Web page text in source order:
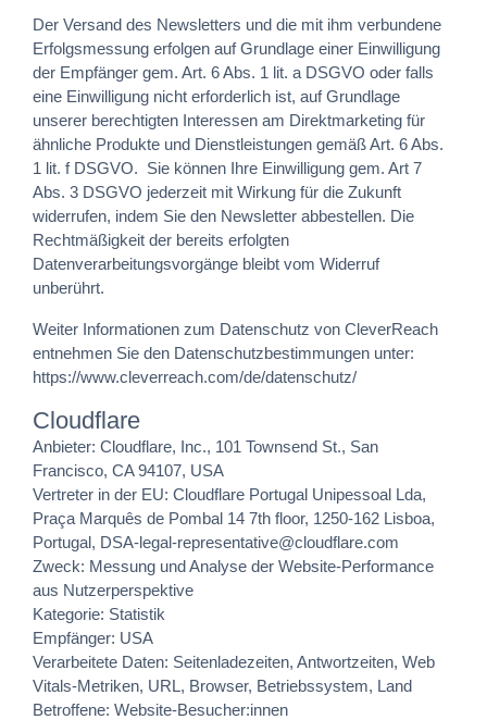
Der Versand des Newsletters und die mit ihm verbundene
Erfolgsmessung erfolgen auf Grundlage einer Einwilligung
der Empfänger gem. Art. 6 Abs. 1 lit. a DSGVO oder falls
eine Einwilligung nicht erforderlich ist, auf Grundlage
unserer berechtigten Interessen am Direktmarketing für
ähnliche Produkte und Dienstleistungen gemäß Art. 6 Abs.
1 lit. f DSGVO. Sie können Ihre Einwilligung gem. Art 7
Abs. 3 DSGVO jederzeit mit Wirkung für die Zukunft
widerrufen, indem Sie den Newsletter abbestellen. Die
Rechtmäßigkeit der bereits erfolgten
Datenverarbeitungsvorgänge bleibt vom Widerruf
unberührt.
Weiter Informationen zum Datenschutz von CleverReach
entnehmen Sie den Datenschutzbestimmungen unter:
https://www.cleverreach.com/de/datenschutz/
Cloudflare
Anbieter: Cloudflare, Inc., 101 Townsend St., San
Francisco, CA 94107, USA
Vertreter in der EU: Cloudflare Portugal Unipessoal Lda,
Praça Marquês de Pombal 14 7th floor, 1250-162 Lisboa,
Portugal, DSA-legal-representative@cloudflare.com
Zweck: Messung und Analyse der Website-Performance
aus Nutzerperspektive
Kategorie: Statistik
Empfänger: USA
Verarbeitete Daten: Seitenladezeiten, Antwortzeiten, Web
Vitals-Metriken, URL, Browser, Betriebssystem, Land
Betroffene: Website-Besucher:innen